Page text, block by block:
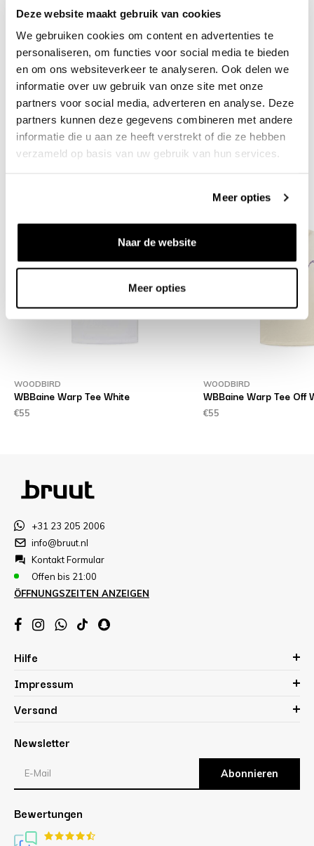
Deze website maakt gebruik van cookies
We gebruiken cookies om content en advertenties te
personaliseren, om functies voor social media te bieden
en om ons websiteverkeer te analyseren. Ook delen we
informatie over uw gebruik van onze site met onze
partners voor social media, adverteren en analyse. Deze
partners kunnen deze gegevens combineren met andere
informatie die u aan ze heeft verstrekt of die ze hebben
verzameld op basis van uw gebruik van hun services.
Meer opties
Naar de website
Meer opties
Brauchen Sie Hilfe?Wir helfen Ihnen gerne
weiter
info@bruut.nl Live-Chat Whatsapp
Über dieses Produkt
Versand und Rückgabe
WOODBIRD
WBBaine Warp Tee White
€55
WOODBIRD
WBBaine Warp Tee Off
€55
+31 23 205 2006
info@bruut.nl
Kontakt Formular
Offen bis 21:00
ÖFFNUNGSZEITEN ANZEIGEN
Hilfe
Impressum
Versand
Newsletter
Abonnieren
Bewertungen